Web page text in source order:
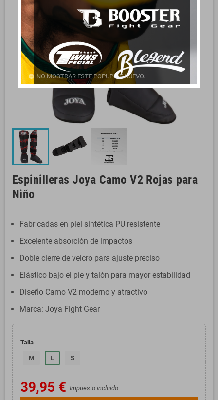
Espinilleras Joya Camo V2 Rojas para
Niño
Fabricadas en piel sintética PU resistente
Excelente absorción de impactos
Doble cierre de velcro para ajuste preciso
Elástico bajo el pie y talón para mayor estabilidad
Diseño Camo V2 moderno y atractivo
Marca: Joya Fight Gear
Talla
M L S
39,95 € Impuesto incluido
NO MOSTRAR ESTE POPUP DE NUEVO.